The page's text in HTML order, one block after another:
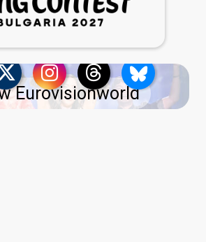
Eurovisionworld